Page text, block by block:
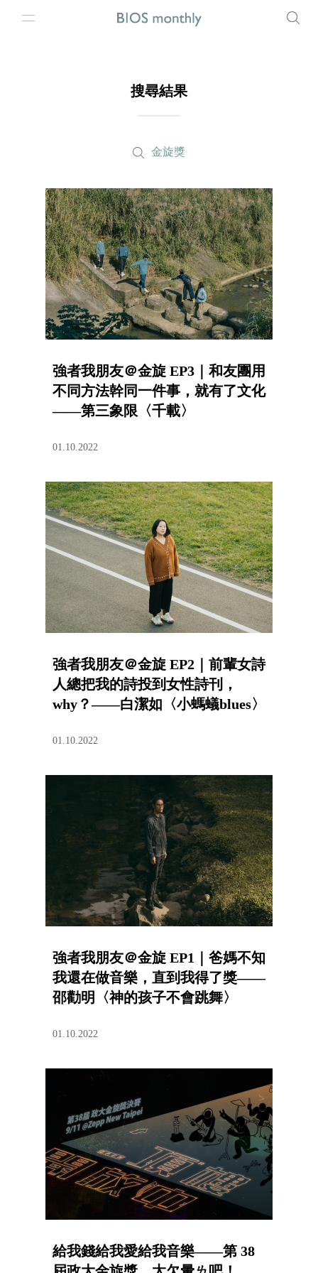
搜尋結果
金旋獎
強者我朋友＠金旋 EP3｜和友團用
不同方法幹同一件事，就有了文化
——第三象限〈千載〉
01.10.2022
強者我朋友＠金旋 EP2｜前輩女詩
人總把我的詩投到女性詩刊，
why？——白潔如〈小螞蟻blues〉
01.10.2022
強者我朋友＠金旋 EP1｜爸媽不知
我還在做音樂，直到我得了獎——
邵勸明〈神的孩子不會跳舞〉
01.10.2022
給我錢給我愛給我音樂——第 38